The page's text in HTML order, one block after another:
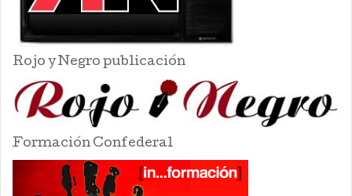
Rojo y Negro publicación
Formación Confederal